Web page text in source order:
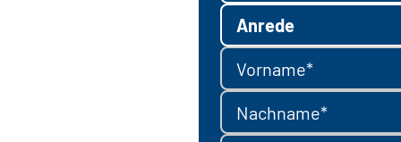
Anrede
Vorname*
Nachname*